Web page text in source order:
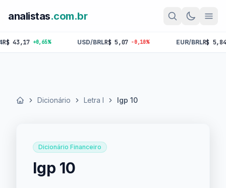
analistas.com.br
+0,65% USD/BRLR$ 5,07 -0,10% EUR/BRLR$ 5,84 -
Início Dicionário Letra I Igp 10
Dicionário Financeiro
Igp 10